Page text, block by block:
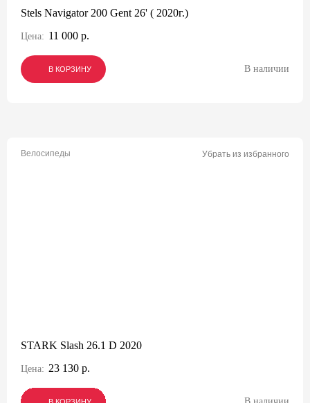
Stels Navigator 200 Gent 26' ( 2020г.)
Цена: 11 000 р.
В КОРЗИНУ
В КОРЗИНУ
В КОРЗИНУ В наличии
Велосипеды Убрать из избранного
STARK Slash 26.1 D 2020
Цена: 23 130 р.